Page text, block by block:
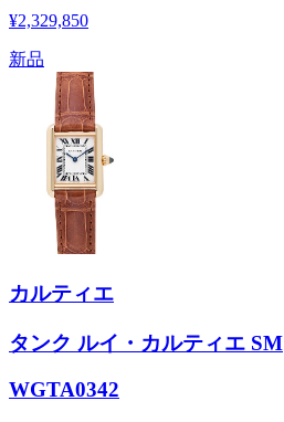
¥2,329,850
新品
カルティエ
タンク ルイ・カルティエ SM
WGTA0342